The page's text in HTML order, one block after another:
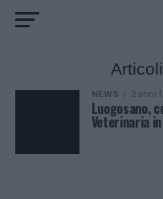
NEWS 2 anni
Luogosano,
Veterinaria